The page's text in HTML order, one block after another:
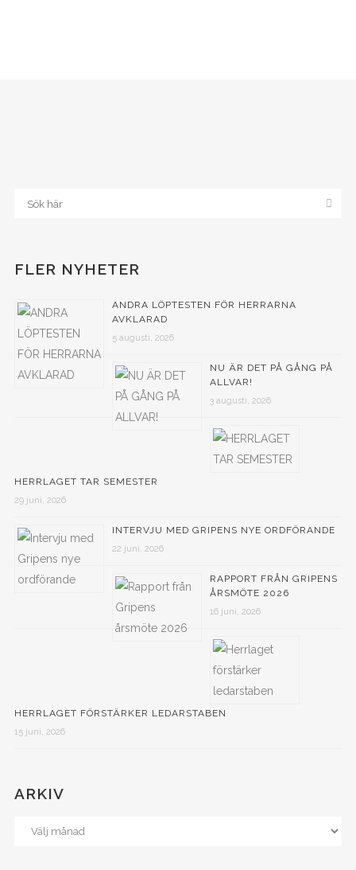
FLER NYHETER
ANDRA LÖPTESTEN FÖR HERRARNA
AVKLARAD
5 augusti, 2026
NU ÄR DET PÅ GÅNG PÅ
ALLVAR!
3 augusti, 2026
HERRLAGET TAR SEMESTER
29 juni, 2026
INTERVJU MED GRIPENS NYE ORDFÖRANDE
22 juni, 2026
RAPPORT FRÅN GRIPENS
ÅRSMÖTE 2026
16 juni, 2026
HERRLAGET FÖRSTÄRKER LEDARSTABEN
15 juni, 2026
ARKIV